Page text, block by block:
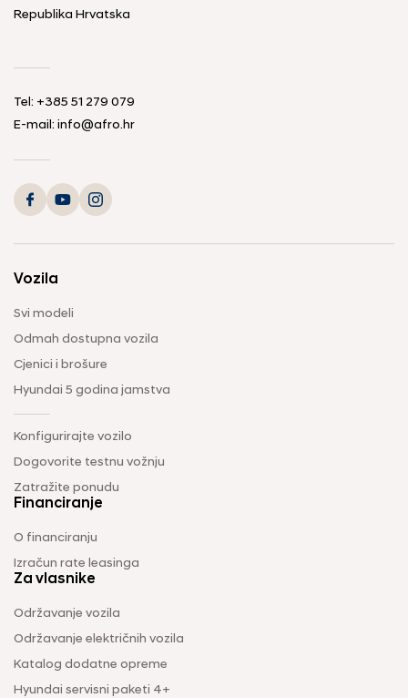
Republika Hrvatska
Tel: +385 51 279 079
E-mail: info@afro.hr
Vozila
Svi modeli
Odmah dostupna vozila
Cjenici i brošure
Hyundai 5 godina jamstva
Konfigurirajte vozilo
Dogovorite testnu vožnju
Zatražite ponudu
Financiranje
O financiranju
Izračun rate leasinga
Za vlasnike
Održavanje vozila
Održavanje električnih vozila
Katalog dodatne opreme
Hyundai servisni paketi 4+